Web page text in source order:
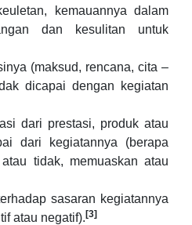
kemauannya dalam
dan kesulitan untuk
(maksud, rencana, cita –
dicapai dengan kegiatan
dari prestasi, produk atau
dari kegiatannya (berapa
tidak, memuaskan atau
sasaran kegiatannya
atau negatif). [3]